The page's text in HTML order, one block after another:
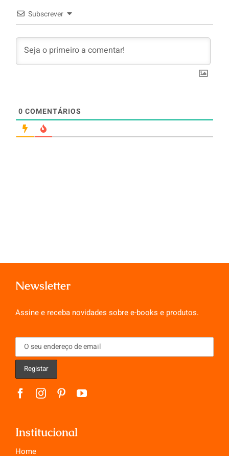
Subscrever
0 COMENTÁRIOS
Newsletter
Assine e receba novidades sobre e-books e produtos.
Institucional
Home